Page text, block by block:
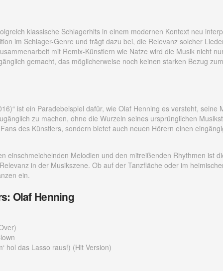
klassische Schlagerhits in einem modernen Kontext neu
im Schlager-Genre und trägt dazu bei, die Relevanz solcher
mit Remix-Künstlern wie Natze wird die Musik nicht
gemacht, das möglicherweise noch keinen starken Bezug
ist ein Paradebeispiel dafür, wie Olaf Henning es versteht, seine
zu machen, ohne die Wurzeln seines ursprünglichen
des Künstlers, sondern bietet auch neuen Hörern einen
einschmeichelnden Melodien und den mitreißenden Rhythmen ist
in der Musikszene. Ob auf der Tanzfläche oder im
ein.
Olaf Henning
hol das Lasso raus!) (Hit Version)